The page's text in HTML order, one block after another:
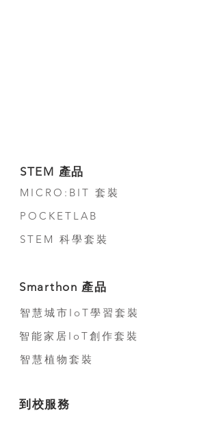
STEM 產品
MICRO:BIT 套裝
POCKETLAB
STEM 科學套裝
Smarthon 產品
智慧城市IoT學習套裝
智能家居IoT創作套裝
智慧植物套裝
到校服務